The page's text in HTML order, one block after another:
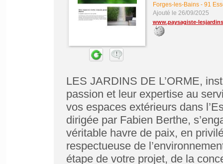
Forges-les-Bains- 91
Ajouté le 26/09/2025
www.paysagiste-
LES JARDINS DE L’ORME,
passion et leur expertise au
vos espaces extérieurs dans
dirigée par Fabien Berthe,
véritable havre de paix, en
respectueuse de
étape de votre projet, de la